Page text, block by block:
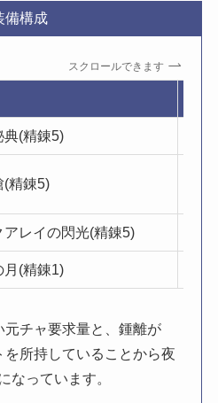
備構成
スクロールできます
典(精錬5)
(精錬5)
アレイの閃光(精錬5)
月(精錬1)
チャ要求量と、鍾離が
を所持していることから夜
なっています。